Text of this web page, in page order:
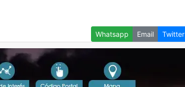
Whatsapp Email Twitter